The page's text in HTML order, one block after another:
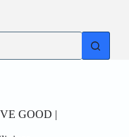
GOOD |